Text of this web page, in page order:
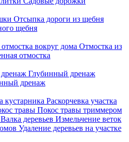
Отсыпка дороги из щебня
щебня
вокруг дома Отмостка из
отмостка
Глубинный дренаж
дренаж
кустарника Раскорчевка участка
травы Покос травы триммером
Валка деревьев Измельчение веток
Удаление деревьев на участке